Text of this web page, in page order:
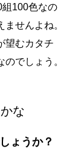
100色なの
せんよね。
望むカタチ
のでしょう。
な
ょうか？